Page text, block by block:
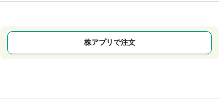
株アプリで注文